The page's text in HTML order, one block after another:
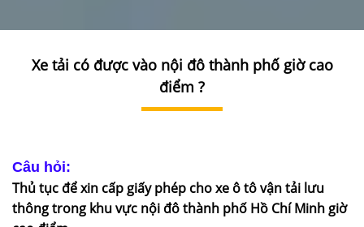
DỊCH
THỦ
TỤC
Xe tải có được vào nội đô thành phố giờ cao
điểm ?
Câu hỏi:
Thủ tục để xin cấp giấy phép cho xe ô tô vận tải lưu
thông trong khu vực nội đô thành phố Hồ Chí Minh giờ